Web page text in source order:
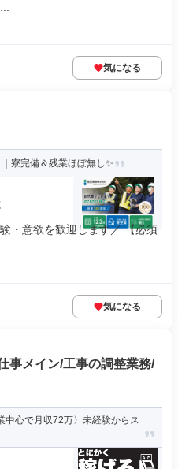
気になる
寮完備＆残業ほぼ無し✨
・意欲を歓迎します／ 【必須
気になる
事メイン/工事の調整業務/
中心で月収72万〉未経験からス